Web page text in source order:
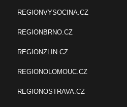
REGIONVYSOCINA.CZ
REGIONBRNO.CZ
REGIONZLIN.CZ
REGIONOLOMOUC.CZ
REGIONOSTRAVA.CZ